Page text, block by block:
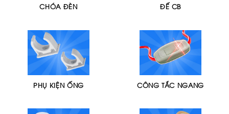
CHÓA ĐÈN ĐẾ CB
PHỤ KIỆN ỐNG CÔNG TẮC NGANG